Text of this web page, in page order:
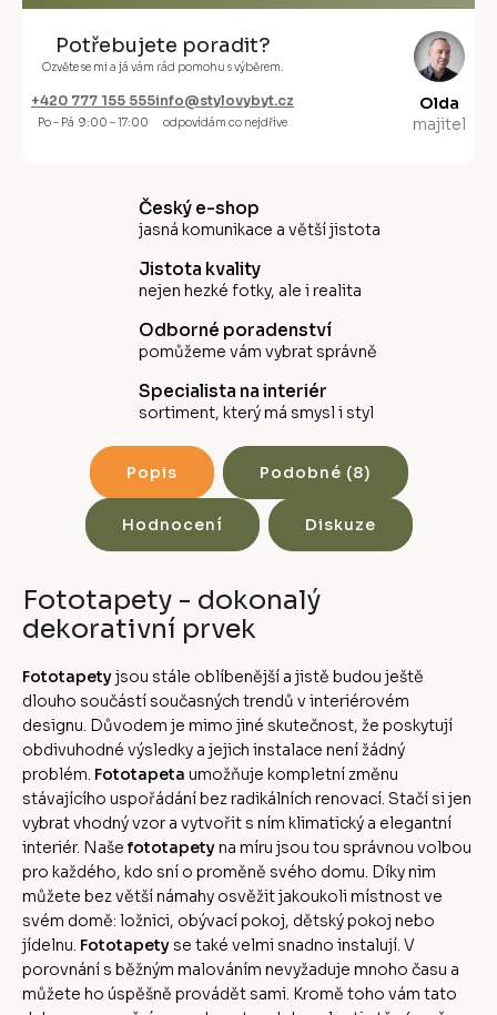
Potřebujete poradit?
Ozvěte se mi a já vám rád pomohu s výběrem.
+420 777 155 555
Po – Pá 9:00 – 17:00
info@stylovybyt.cz
odpovídám co nejdříve
Olda
majitel
Český e-shop
jasná komunikace a větší jistota
Jistota kvality
nejen hezké fotky, ale i realita
Odborné poradenství
pomůžeme vám vybrat správně
Specialista na interiér
sortiment, který má smysl i styl
Popis Podobné (8)
Hodnocení Diskuze
Fototapety - dokonalý
dekorativní prvek
Fototapetyjsou stále oblíbenější a jistě budou ještě
dlouho součástí současných trendů v interiérovém
designu. Důvodem je mimo jiné skutečnost, že poskytují
obdivuhodné výsledky a jejich instalace není žádný
problém. Fototapeta umožňuje kompletní změnu
stávajícího uspořádání bez radikálních renovací. Stačí si jen
vybrat vhodný vzor a vytvořit s ním klimatický a elegantní
interiér. Naše fototapetyna míru jsou tou správnou volbou
pro každého, kdo sní o proměně svého domu. Díky nim
můžete bez větší námahy osvěžit jakoukoli místnost ve
svém domě: ložnici, obývací pokoj, dětský pokoj nebo
jídelnu. Fototapety se také velmi snadno instalují. V
porovnání s běžným malováním nevyžaduje mnoho času a
můžete ho úspěšně provádět sami. Kromě toho vám tato